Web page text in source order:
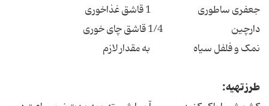
جعفری ساطوری 1 قاشق غذاخوری
دارچین 1/4 قاشق چای خوری
نمک و فلفل سیاه به مقدار لازم
طرز تهیه: